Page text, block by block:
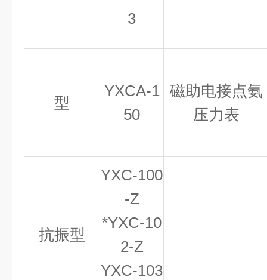
3
型
YXCA-1
50
磁助电接点氨
压力表
抗振型
YXC-100
-Z
*YXC-10
2-Z
YXC-103